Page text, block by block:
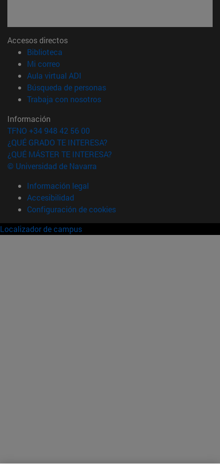
Accesos directos
Biblioteca
Mi correo(abre en nueva ventana)
Aula virtual ADI
Búsqueda de personas(abre en nueva ventana)
Trabaja con nosotros(abre en nueva ventana)
Información
TFNO +34 948 42 56 00
¿QUÉ GRADO TE INTERESA?
¿QUÉ MÁSTER TE INTERESA?
© Universidad de Navarra
Información legal
Accesibilidad
Configuración de cookies
Localizador de campus